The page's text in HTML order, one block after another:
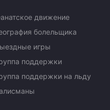
движение
болельщика
игры
поддержки
поддержки на льду